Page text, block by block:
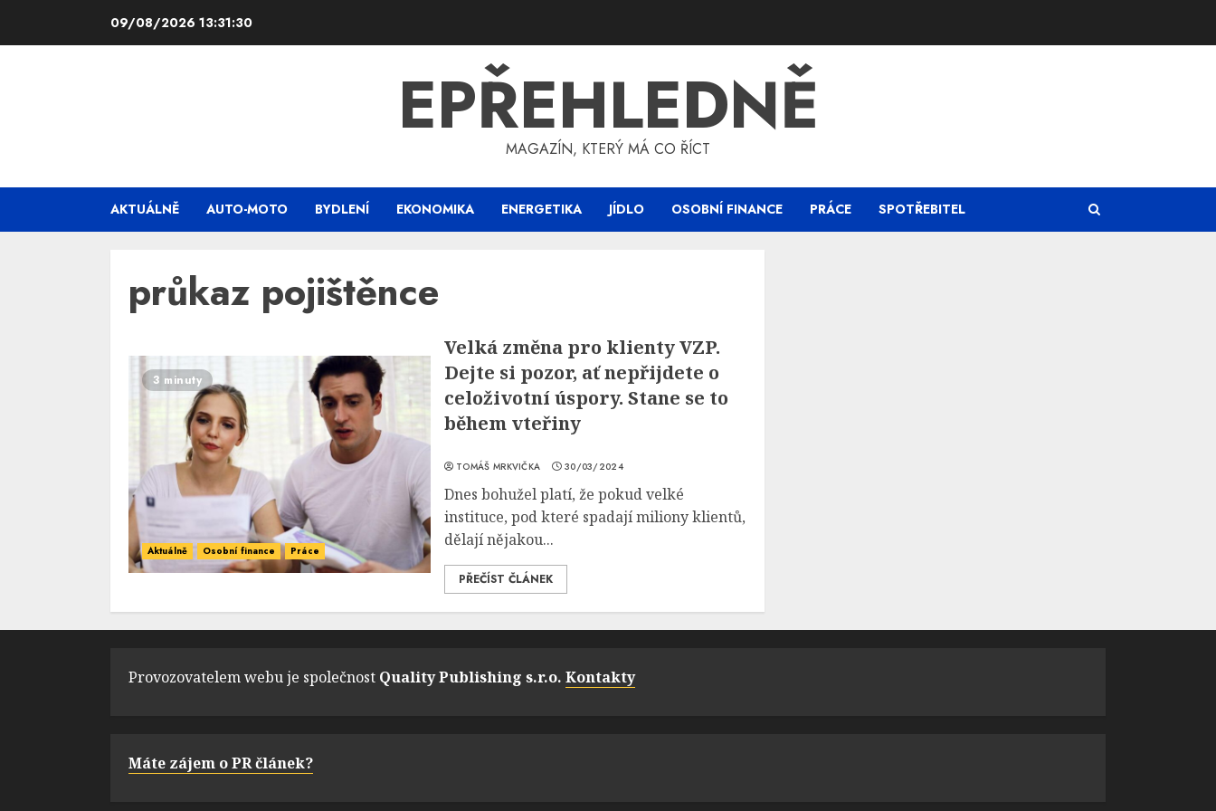
09/08/2026 13:31:31
EPŘEHLEDNĚ
MAGAZÍN, KTERÝ MÁ CO ŘÍCT
AKTUÁLNĚ AUTO-MOTO BYDLENÍ EKONOMIKA ENERGETIKA JÍDLO OSOBNÍ FINANCE PRÁCE SPOTŘEBITEL
průkaz pojištěnce
3 minuty
Aktuálně Osobní finance Práce
Velká změna pro klienty VZP.
Dejte si pozor, ať nepřijdete o
celoživotní úspory. Stane se to
během vteřiny
TOMÁŠ MRKVIČKA 30/03/2024
Dnes bohužel platí, že pokud velké
instituce, pod které spadají miliony klientů,
dělají nějakou...
PŘEČÍST ČLÁNEK
Provozovatelem webu je společnost Quality Publishing s.r.o. Kontakty
Máte zájem o PR článek?